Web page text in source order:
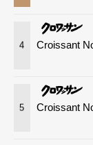
4 Croissant
5 Croissant